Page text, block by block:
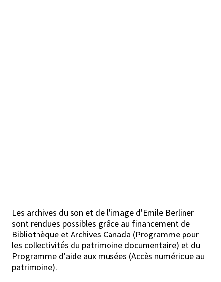
Les archives du son et de l'image d'Emile Berliner
sont rendues possibles grâce au financement de
Bibliothèque et Archives Canada (Programme pour
les collectivités du patrimoine documentaire) et du
Programme d'aide aux musées (Accès numérique au
patrimoine).